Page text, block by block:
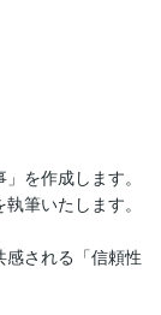
を作成します。
筆いたします。
される「信頼性